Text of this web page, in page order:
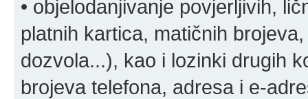
• objelodanjivanje povjerljivih,
platnih kartica, matičnih
dozvola...), kao i lozinki drugih
brojeva telefona, adresa i e-